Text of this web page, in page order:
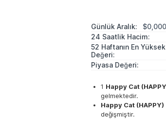
Günlük Aralık:
24 Saatlik Hacim:
52 Haftanın En Yüksek
Değeri:
Piyasa Değeri:
1 Happy Cat
gelmektedir.
Happy Cat (HAPPY)
değişmiştir.